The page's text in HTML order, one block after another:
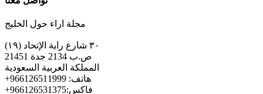
مجلة اراء حول الخليج
٣٠ شارع راية الإتحاد (١٩)
ص.ب 2134 جدة 21451
المملكة العربية السعودية
+هاتف: 966126511999
+فاكس:966126531375